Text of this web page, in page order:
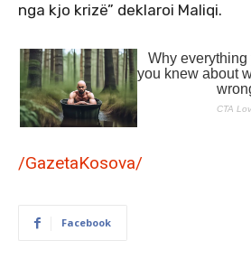
nga kjo krizë” deklaroi Maliqi.
/GazetaKosova/
Facebook